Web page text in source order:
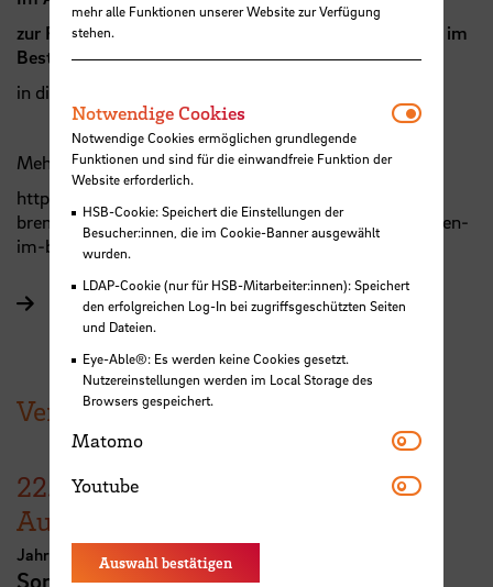
zur Finissage der Ausstellung “Wohnungsbau + Bauen im
Bestand = x. Impulse von Hild und K"
in die Räume des b.zb Am Wall 165/167.
Mehr Informationen:
https://bzb-
bremen.de/programm/ausstellung/wohnungsbau-bauen-
im-bestand-x/
Mehr Informationen auf der Seite des b.zb
Veranstaltungen der HSB
22. –30.
August
Jahresausstellung der School of Architecture Bremen
Sommerschau 2026
mehr alle Funktionen unserer Website zur Verfügung
stehen.
Notwendige Cookies
Notwendige Cookies ermöglichen grundlegende
Funktionen und sind für die einwandfreie Funktion der
Website erforderlich.
HSB-Cookie: Speichert die Einstellungen der
Besucher:innen, die im Cookie-Banner ausgewählt
wurden.
LDAP-Cookie (nur für HSB-Mitarbeiter:innen): Speichert
den erfolgreichen Log-In bei zugriffsgeschützten Seiten
und Dateien.
Eye-Able®: Es werden keine Cookies gesetzt.
Nutzereinstellungen werden im Local Storage des
Browsers gespeichert.
Matomo Matomo
Youtube Youtube
Auswahl bestätigen